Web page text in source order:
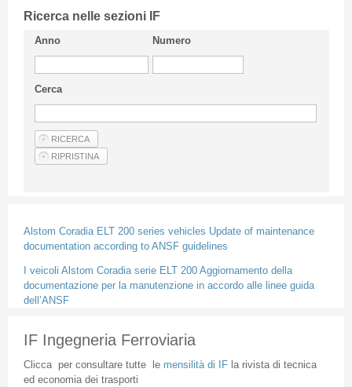
CIFI in breve
Linee Guida
Privacy Policy
Articoli
Ricerca nelle sezioni IF
Anno Numero
Cerca
Alstom Coradia ELT 200 series vehicles Update of maintenance
documentation according to ANSF guidelines
I veicoli Alstom Coradia serie ELT 200 Aggiornamento della
documentazione per la manutenzione in accordo alle linee guida
dell’ANSF
IF Ingegneria Ferroviaria
Cliccaper consultare tuttele mensilità di IFla rivista di tecnica
ed economia dei trasporti